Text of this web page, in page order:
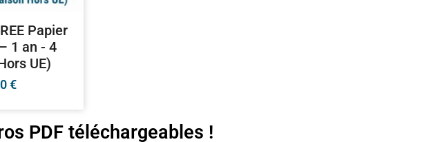
Papier
1 an - 4
UE)
€
PDF téléchargeables !